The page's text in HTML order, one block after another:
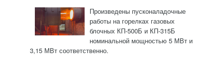
Произведены пусконаладочные
работы на горелках газовых
блочных КП-500Б и КП-315Б
номинальной мощностью 5 МВт и
3,15 МВт соответственно.